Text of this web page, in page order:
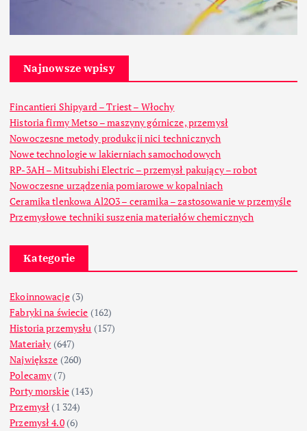
Najnowsze wpisy
Fincantieri Shipyard – Triest – Włochy
Historia firmy Metso – maszyny górnicze, przemysł
Nowoczesne metody produkcji nici technicznych
Nowe technologie w lakierniach samochodowych
RP-3AH – Mitsubishi Electric – przemysł pakujący – robot
Nowoczesne urządzenia pomiarowe w kopalniach
Ceramika tlenkowa Al2O3 – ceramika – zastosowanie w przemyśle
Przemysłowe techniki suszenia materiałów chemicznych
Kategorie
Ekoinnowacje(3)
Fabryki na świecie (162)
Historia przemysłu (157)
Materiały (647)
Największe (260)
Polecamy (7)
Porty morskie(143)
Przemysł (1 324)
Przemysł 4.0(6)